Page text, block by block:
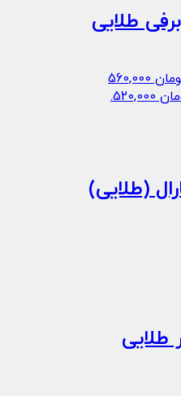
طلایی
قیمت اصلی: تومان 560,000
(طلایی)
طلایی